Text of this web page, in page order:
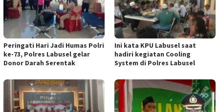
Peringati Hari Jadi Humas Polri
ke-73, Polres Labusel gelar
Donor Darah Serentak
Ini kata KPU Labusel saat
hadiri kegiatan Cooling
System di Polres Labusel